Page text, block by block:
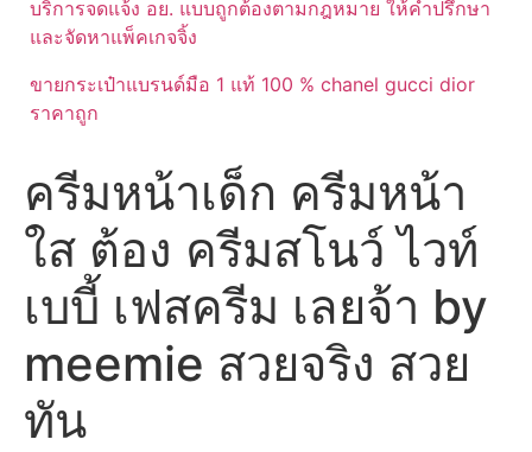
บริการจดแจ้ง อย. แบบถูกต้องตามกฎหมาย ให้คำปรึกษา
และจัดหาแพ็คเกจจิ้ง
ขายกระเป๋าแบรนด์มือ 1 แท้ 100 % chanel gucci dior
ราคาถูก
ครีมหน้าเด็ก ครีมหน้า
ใส ต้อง ครีมสโนว์ ไวท์
เบบี้ เฟสครีม เลยจ้า by
meemie สวยจริง สวย
ทัน